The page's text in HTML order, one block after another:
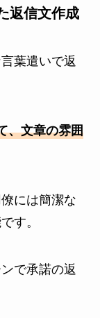
返信文作成
葉遣いで返
、文章の雰囲
には簡潔な
す。
で承諾の返